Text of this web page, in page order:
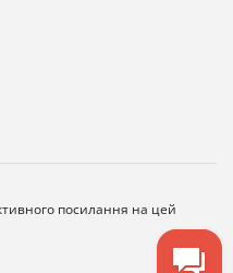
посилання на цей